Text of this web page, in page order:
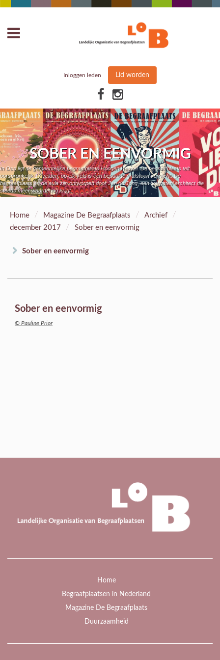
Inloggen leden Lid worden
SOBER EN EENVORMIG
In Oss ligt de gemeentelijke begraafplaats Hoogen Heuvel. De begraafplaats telt
oorspronkelijk 17 velden, op elk veld is één bepaalde grafsteen verplicht. De
begraafplaats en de aula zijn ontworpen door Jan de Jong, een ‘vergeten’ architect die
steeds meer waardering krijgt.
Home / Magazine De Begraafplaats / Archief /
december 2017 / Sober en eenvormig
Sober en eenvormig
Sober en eenvormig
© Pauline Prior
Home
Begraafplaatsen in Nederland
Magazine De Begraafplaats
Duurzaamheid